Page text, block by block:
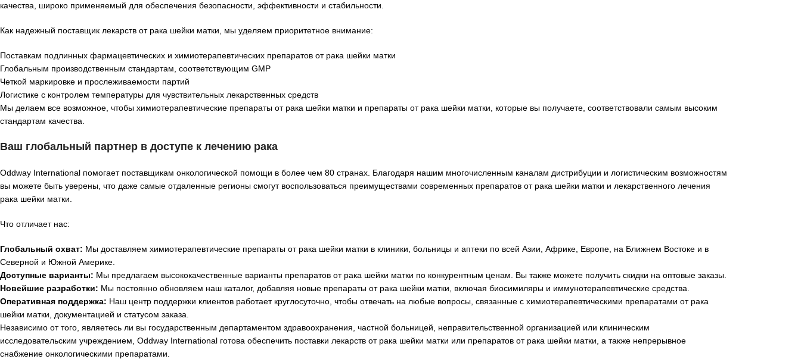
качества, широко применяемый для обеспечения безопасности, эффективности и стабильности.
Как надежный поставщик лекарств от рака шейки матки, мы уделяем приоритетное внимание:
Поставкам подлинных фармацевтических и химиотерапевтических препаратов от рака шейки матки
Глобальным производственным стандартам, соответствующим GMP
Четкой маркировке и прослеживаемости партий
Логистике с контролем температуры для чувствительных лекарственных средств
Мы делаем все возможное, чтобы химиотерапевтические препараты от рака шейки матки и препараты от рака шейки матки, которые вы получаете, соответствовали самым высоким
стандартам качества.
Ваш глобальный партнер в доступе к лечению рака
Oddway International помогает поставщикам онкологической помощи в более чем 80 странах. Благодаря нашим многочисленным каналам дистрибуции и логистическим возможностям
вы можете быть уверены, что даже самые отдаленные регионы смогут воспользоваться преимуществами современных препаратов от рака шейки матки и лекарственного лечения
рака шейки матки.
Что отличает нас:
Глобальный охват: Мы доставляем химиотерапевтические препараты от рака шейки матки в клиники, больницы и аптеки по всей Азии, Африке, Европе, на Ближнем Востоке и в
Северной и Южной Америке.
Доступные варианты: Мы предлагаем высококачественные варианты препаратов от рака шейки матки по конкурентным ценам. Вы также можете получить скидки на оптовые заказы.
Новейшие разработки: Мы постоянно обновляем наш каталог, добавляя новые препараты от рака шейки матки, включая биосимиляры и иммунотерапевтические средства.
Оперативная поддержка: Наш центр поддержки клиентов работает круглосуточно, чтобы отвечать на любые вопросы, связанные с химиотерапевтическими препаратами от рака
шейки матки, документацией и статусом заказа.
Независимо от того, являетесь ли вы государственным департаментом здравоохранения, частной больницей, неправительственной организацией или клиническим
исследовательским учреждением, Oddway International готова обеспечить поставки лекарств от рака шейки матки или препаратов от рака шейки матки, а также непрерывное
снабжение онкологическими препаратами.